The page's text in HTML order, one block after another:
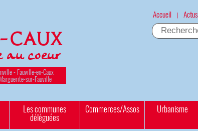
Caux
coeur
- Fauville-en-Caux
sur-Fauville
Accueil | Actus
Les communes
déléguées
Commerces/Assos Urbanisme